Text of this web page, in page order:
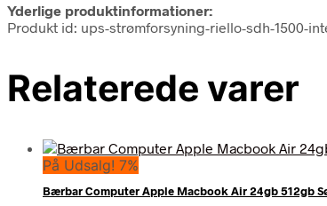
Yderlige produktinformationer:
Produkt id: ups-strømforsyning-riello-sdh-1500-
Relaterede varer
På Udsalg! 7%
Bærbar Computer Apple Macbook Air 24gb 512gb